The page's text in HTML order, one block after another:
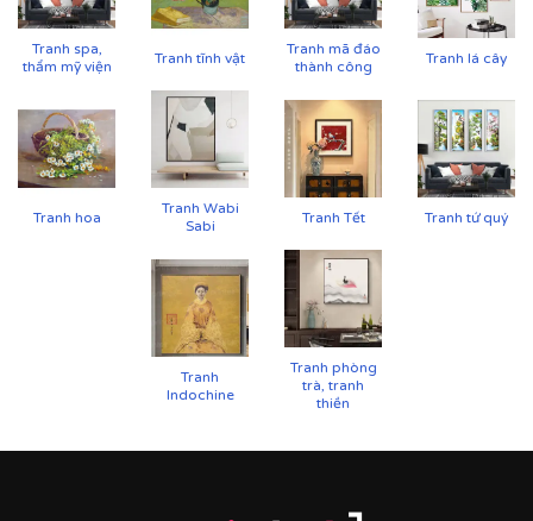
Cận cảnh tranh in trên chất liệu canvas công nghệ in
Chất liệu khung bền bỉ
Tranh được căng lên khung thông đã qua xử lý
Tranh spa,
thẩm mỹ viện
Tranh tĩnh vật
Tranh mã đáo
thành công
Tranh lá cây
Tranh hoa
Tranh Wabi
Sabi
Tranh Tết Tranh tứ quý
Tranh
Indochine
Tranh phòng
trà, tranh
thiền